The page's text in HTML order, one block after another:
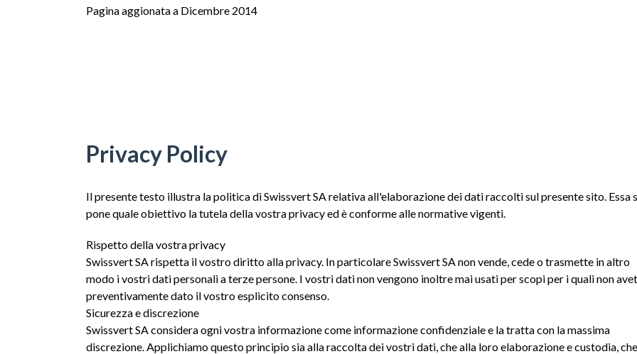
Pagina aggionata a Dicembre 2014
Privacy Policy
Il presente testo illustra la politica di Swissvert SA relativa all'elaborazione dei dati raccolti sul presente sito. Essa
pone quale obiettivo la tutela della vostra privacy ed è conforme alle normative vigenti.
Rispetto della vostra privacy
Swissvert SA rispetta il vostro diritto alla privacy. In particolare Swissvert SA non vende, cede o trasmette in altro
modo i vostri dati personali a terze persone. I vostri dati non vengono inoltre mai usati per scopi per i quali non
preventivamente dato il vostro esplicito consenso.
Sicurezza e discrezione
Swissvert SA considera ogni vostra informazione come informazione confidenziale e la tratta con la massima
discrezione. Applichiamo questo principio sia alla raccolta dei vostri dati, che alla loro elaborazione e custodia, che